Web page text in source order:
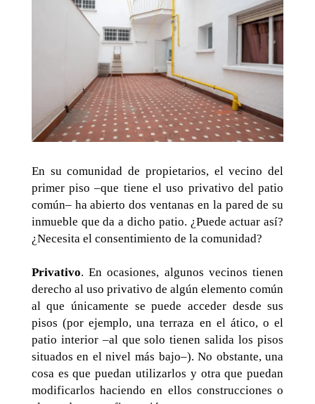
En su comunidad de propietarios, el vecino del
primer piso –que tiene el uso privativo del patio
común– ha abierto dos ventanas en la pared de su
inmueble que da a dicho patio. ¿Puede actuar así?
¿Necesita el consentimiento de la comunidad?
Privativo. En ocasiones, algunos vecinos tienen
derecho al uso privativo de algún elemento común
al que únicamente se puede acceder desde sus
pisos (por ejemplo, una terraza en el ático, o el
patio interior –al que solo tienen salida los pisos
situados en el nivel más bajo–). No obstante, una
cosa es que puedan utilizarlos y otra que puedan
modificarlos haciendo en ellos construcciones o